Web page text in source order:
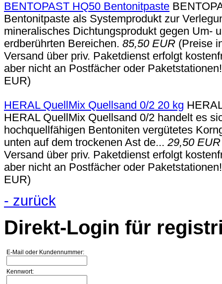
BENTOPAST HQ50 Bentonitpaste
Bentonitpaste als Systemprodukt zur
mineralisches Dichtungsprodukt gegen Um-
erdberührten Bereichen. 85,50 EUR (Preise
Versand über priv. Paketdienst erfolgt
aber nicht an Postfächer oder
EUR)
HERAL QuellMix Quellsand 0/2 20 kg
HERAL QuellMix Quellsand 0/2 handelt es
hochquellfähigen Bentoniten vergütetes
unten auf dem trockenen Ast de... 29,50 EUR
Versand über priv. Paketdienst erfolgt
aber nicht an Postfächer oder
EUR)
- zurück
Direkt-Login für
E-Mail oder Kundennummer:
Kennwort: